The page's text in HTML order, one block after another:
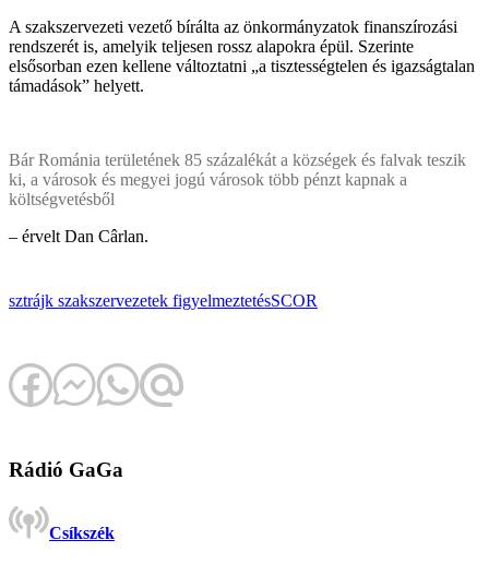
A szakszervezeti vezető bírálta az önkormányzatok finanszírozási
rendszerét is, amelyik teljesen rossz alapokra épül. Szerinte
elsősorban ezen kellene változtatni „a tisztességtelen és igazságtalan
támadások” helyett.
Bár Románia területének 85 százalékát a községek és falvak teszik
ki, a városok és megyei jogú városok több pénzt kapnak a
költségvetésből
– érvelt Dan Cârlan.
sztrájk szakszervezetek figyelmeztetésSCOR
Rádió GaGa
Csíkszék